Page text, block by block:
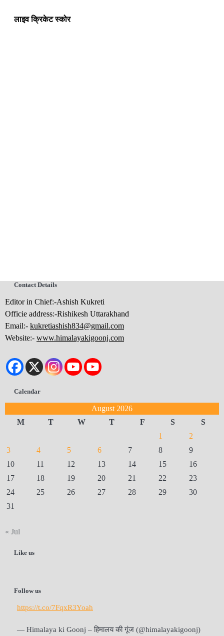
लाइव क्रिकेट स्कोर
Contact Details
Editor in Chief:-Ashish Kukreti
Officie address:-Rishikesh Uttarakhand
Email:- kukretiashish834@gmail.com
Website:- www.himalayakigoonj.com
Calendar
August 2026
M
T W T F S
S
1
2
3
4 5 6 7 8
9
10
11 12 13 14 15
16
17
18 19 20 21 22
23
24
25 26 27 28 29
30
31
« Jul
Like us
Follow us
https://t.co/7FqxR3Yoah
— Himalaya ki Goonj – हिमालय की गूंज (@himalayakigoonj)